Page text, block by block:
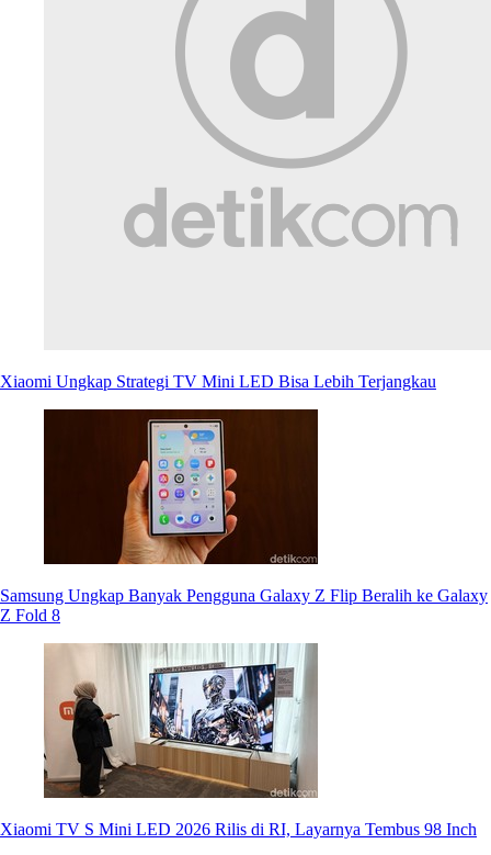
Xiaomi Ungkap Strategi TV Mini LED Bisa Lebih Terjangkau
Samsung Ungkap Banyak Pengguna Galaxy Z Flip Beralih ke Galaxy
Z Fold 8
Xiaomi TV S Mini LED 2026 Rilis di RI, Layarnya Tembus 98 Inch